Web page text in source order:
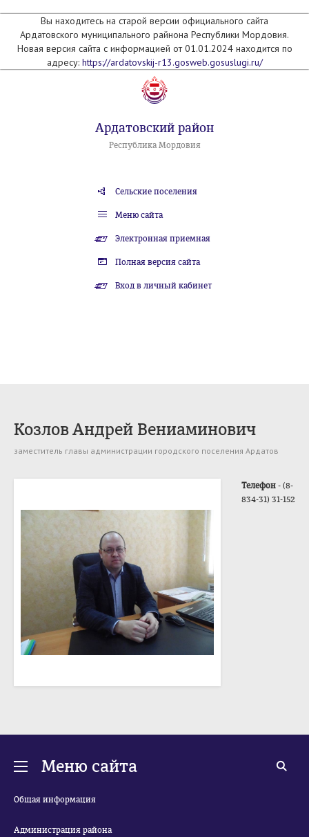
Вы находитесь на старой версии официального сайта
Ардатовского муниципального райнона Республики Мордовия.
Новая версия сайта с информацией от 01.01.2024 находится по
адресу: https://ardatovskij-r13.gosweb.gosuslugi.ru/
Ардатовский район
Республика Мордовия
Сельские поселения
Меню сайта
Электронная приемная
Полная версия сайта
Вход в личный кабинет
Козлов Андрей Вениаминович
заместитель главы администрации городского поселения Ардатов
Телефон - (8-
834-31) 31-152
Меню сайта
Общая информация
Администрация района